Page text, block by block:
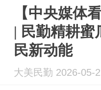
【中央媒体
| 民勤精耕蜜
民新动能
大美民勤 2026-05-